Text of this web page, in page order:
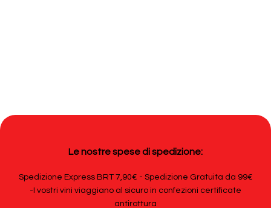
Le nostre spese di spedizione:
Spedizione Express BRT 7,90€ - Spedizione Gratuita da 99€
-I vostri vini viaggiano al sicuro in confezioni certificate
antirottura